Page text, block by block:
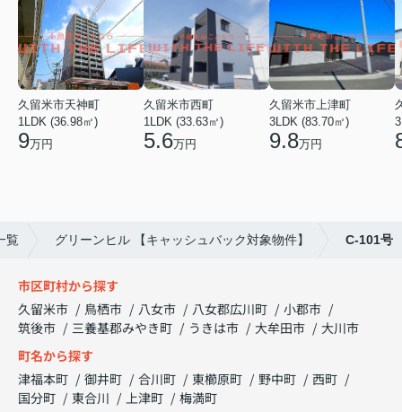
久留米市天神町
1LDK (36.98㎡)
9万円
久留米市西町
1LDK (33.63㎡)
5.6万円
久留米市上津町
3LDK (83.70㎡)
9.8万円
覧 グリーンヒル 【キャッシュバック対象物件】 C-101号
市区町村から探す
久留米市
鳥栖市 八女市 八女郡広川町
小郡市
筑後市
三養基郡みやき町 うきは市 大牟田市
大川市
町名から探す
津福本町
御井町 合川町 東櫛原町 野中町
西町
国分町
東合川 上津町
梅満町